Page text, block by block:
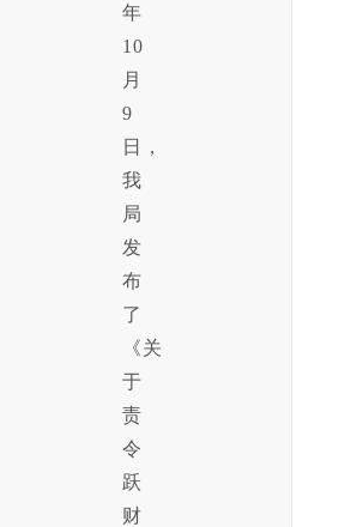
年
10
月
9
日，
我
局
发
布
了
《关
于
责
令
跃
财